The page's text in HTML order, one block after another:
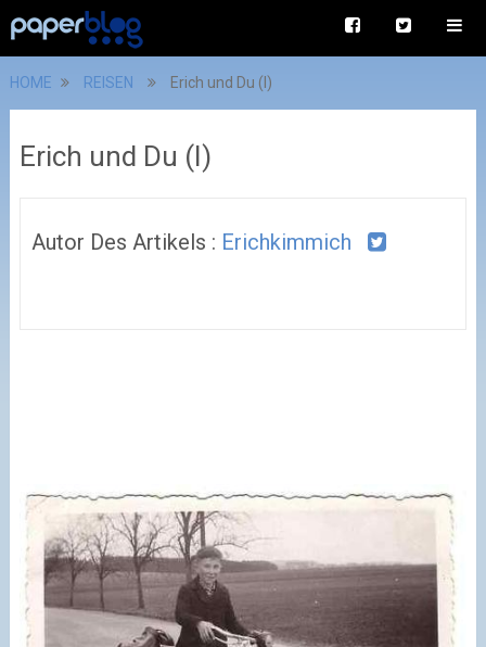
HOME REISEN Erich und Du (I)
Erich und Du (I)
Autor Des Artikels : Erichkimmich